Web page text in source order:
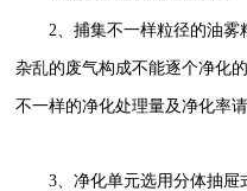
2、捕集不一样粒径的油
杂乱的废气构成不能逐个净化
不一样的净化处理量及净化率
3、净化单元选用分体抽